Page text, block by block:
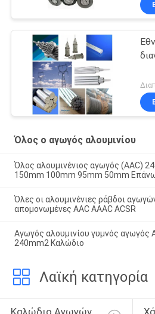
Όλος ο αγωγός αλουμινίου
Όλος αλουμινένιος αγωγός (AAC)
150mm 100mm 95mm 50mm
Όλες οι αλουμινένιες ράβδοι
απομονωμένες AAC AAAC ACSR
Αγωγός αλουμινίου γυμνός αγωγός
240mm2 Καλώδιο
Λαϊκή κατηγορία